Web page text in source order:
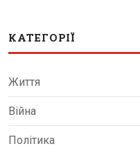
КАТЕГОРІЇ
Життя
Війна
Політика